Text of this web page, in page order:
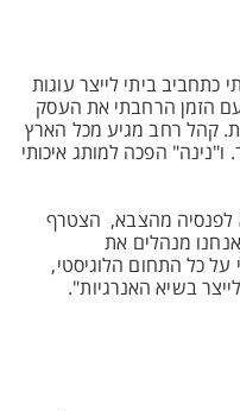
13 שנה, התחלתי כתחביב ביתי לייצר עוגות
עם הזמן הרחבתי את העסק
קהל רחב מגיע מכל הארץ
ו"נינה" הפכה למותג איכותי
לפנסיה מהצבא, הצטרף
מנהלים את
על כל התחום הלוגיסטי,
בשיא האנרגיות".